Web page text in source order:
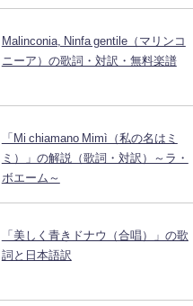
Malinconia, Ninfa gentile（マリンコ
ニーア）の歌詞・対訳・無料楽譜
「Mi chiamano Mimì（私の名はミ
ミ）」の解説（歌詞・対訳）～ラ・
ボエーム～
「美しく青きドナウ（合唱）」の歌
詞と日本語訳